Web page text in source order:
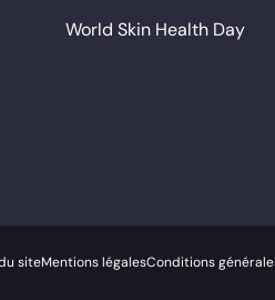
World Skin Health Day
siteMentions légalesConditions